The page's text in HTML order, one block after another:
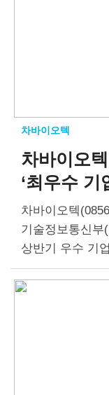
차바이오텍
차바이오
‘최우수 기
과기정통
차바이오텍
기술정보통신부
상반기 우수 기
설연구소’로 선
았다. 올해 상반